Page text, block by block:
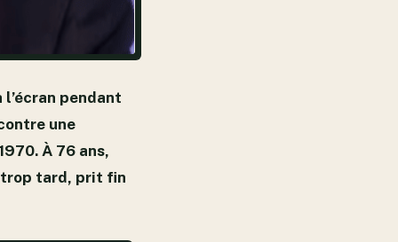
pendant
une
À 76 ans,
trop tard, prit fin